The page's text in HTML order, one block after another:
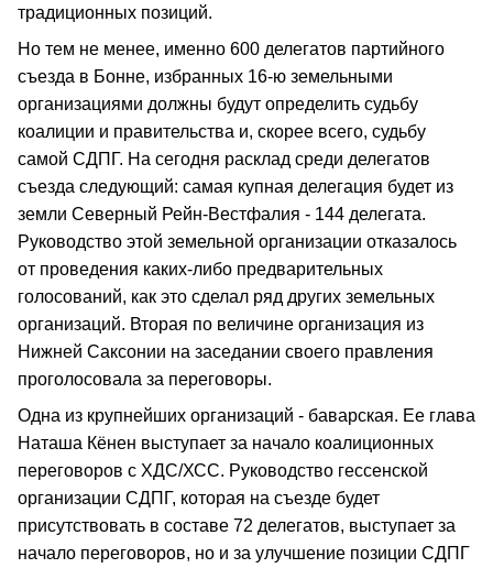
традиционных позиций.
Но тем не менее, именно 600 делегатов партийного
съезда в Бонне, избранных 16-ю земельными
организациями должны будут определить судьбу
коалиции и правительства и, скорее всего, судьбу
самой СДПГ. На сегодня расклад среди делегатов
съезда следующий: самая купная делегация будет из
земли Северный Рейн-Вестфалия - 144 делегата.
Руководство этой земельной организации отказалось
от проведения каких-либо предварительных
голосований, как это сделал ряд других земельных
организаций. Вторая по величине организация из
Нижней Саксонии на заседании своего правления
проголосовала за переговоры.
Одна из крупнейших организаций - баварская. Ее глава
Наташа Кёнен выступает за начало коалиционных
переговоров с ХДС/ХСС. Руководство гессенской
организации СДПГ, которая на съезде будет
присутствовать в составе 72 делегатов, выступает за
начало переговоров, но и за улучшение позиции СДПГ